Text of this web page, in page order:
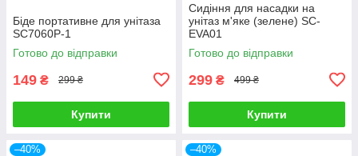
Біде портативне для унітаза
SC7060P-1
Готово до відправки
149 ₴ 299 ₴
Купити
Сидіння для насадки на
унітаз м'яке (зелене) SC-
EVA01
Готово до відправки
299 ₴ 499 ₴
Купити
–40% –40%